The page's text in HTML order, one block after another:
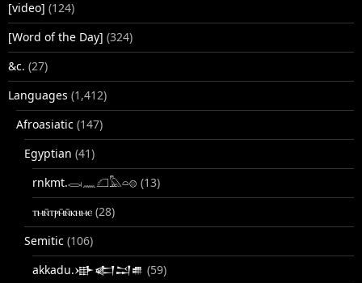
[video] (124)
[Word of the Day] (324)
&c. (27)
Languages (1,412)
Afroasiatic (147)
Egyptian (41)
rnkmt.𓂋𓏺𓈖𓆎𓅓𓏏𓊖 (13)
ⲧⲙⲛ̄ⲧⲣⲙ̄ⲛ̄ⲕⲏⲙⲉ (28)
Semitic (106)
akkadu.𒀝𒅗𒁺𒌑 (59)